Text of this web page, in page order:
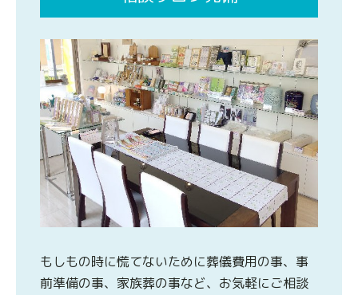
もしもの時に慌てないために葬儀費用の事、事
前準備の事、家族葬の事など、お気軽にご相談